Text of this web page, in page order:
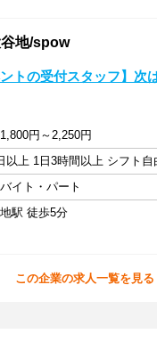
谷地/spow
ントの受付スタッフ】
円～2,250円
以上 1日3時間以上 シフト自
イト・パート
駅 徒歩5分
この企業の求人一覧を見る